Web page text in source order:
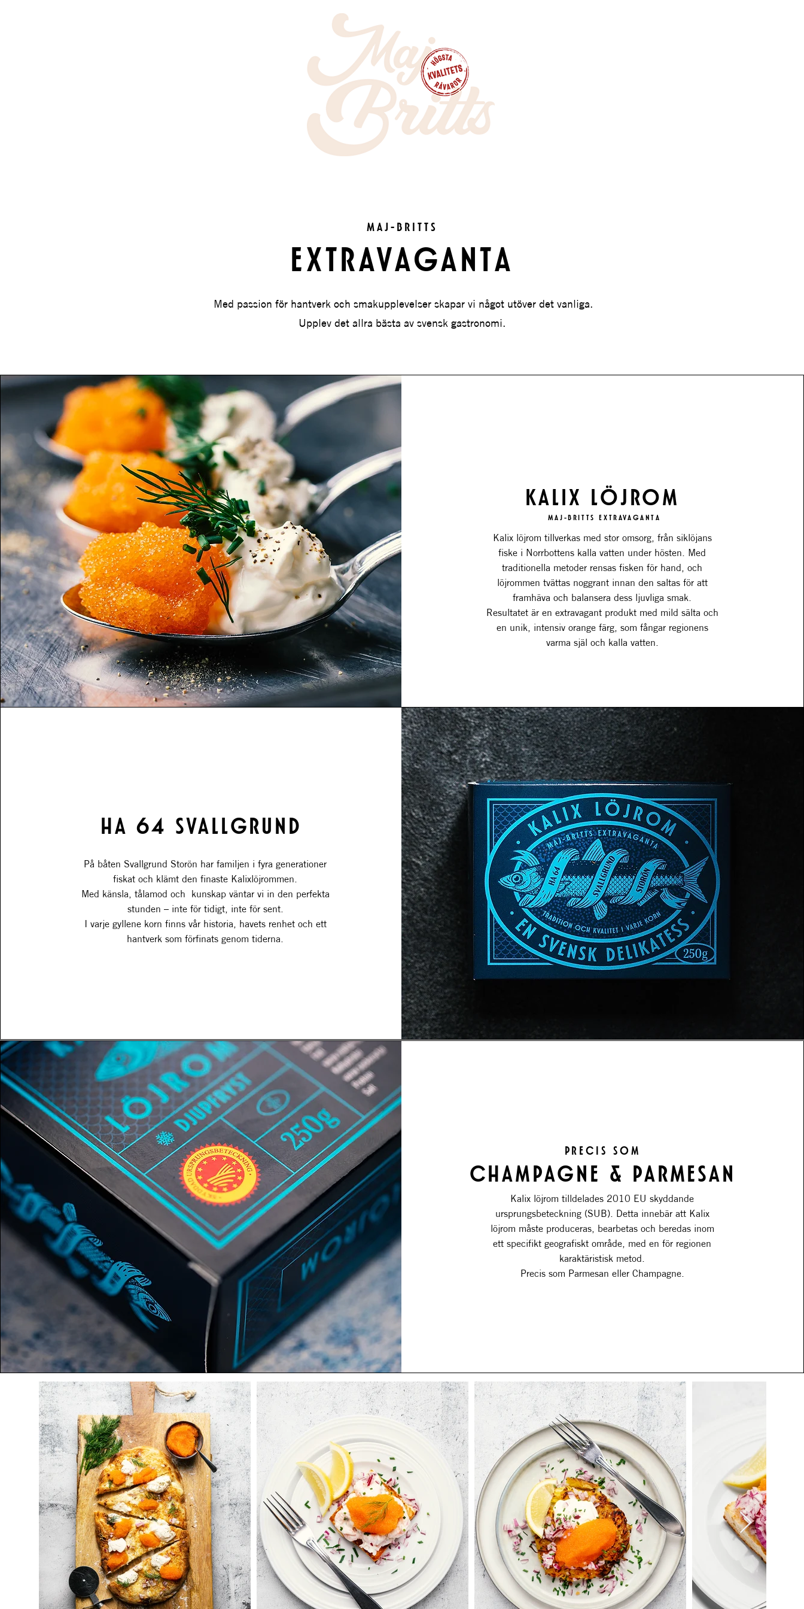
MAJ-BRITTS
EXTRAVAGANTA
Med passion för hantverk och smakupplevelser skapar vi något utöver det vanliga.
Upplev det allra bästa av svensk gastronomi.
KALIX LÖJROM
MAJ-BRITTS EXTRAVAGANTA
Kalix löjrom tillverkas med stor omsorg, från siklöjans
fiske i Norrbottens kalla vatten under hösten. Med
traditionella metoder rensas fisken för hand, och
löjrommen tvättas noggrant innan den saltas för att
framhäva och balansera dess ljuvliga smak.
Resultatet är en extravagant produkt med mild sälta och
en unik, intensiv orange färg, som fångar regionens
varma själ och kalla vatten.
HA 64 SVALLGRUND
På båten Svallgrund Storön har familjen i fyra generationer
fiskat och klämt den finaste Kalixlöjrommen.
Med känsla, tålamod och kunskap väntar vi in den perfekta
stunden – inte för tidigt, inte för sent.
I varje gyllene korn finns vår historia, havets renhet och ett
hantverk som förfinats genom tiderna.
PRECIS SOM
CHAMPAGNE & PARMESAN
Kalix löjrom tilldelades 2010 EU skyddande
ursprungsbeteckning (SUB). Detta innebär att Kalix
löjrom måste produceras, bearbetas och beredas inom
ett specifikt geografiskt område, med en för regionen
karaktäristisk metod.
Precis som Parmesan eller Champagne.